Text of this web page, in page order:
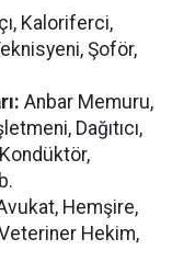
Kaloriferci,
Şoför,
Anbar Memuru,
Dağıtıcı,
Hemşire,
Hekim,